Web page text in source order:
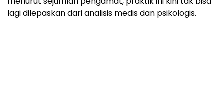
lagi dilepaskan dari analisis medis dan psikologis.